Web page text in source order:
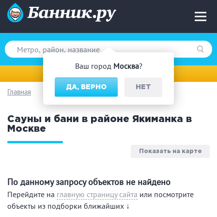
Ваш город Москва?
ДА, ВЕРНО НЕТ
Вид парной
Русская баня
Финская сауна
Турецкая баня
На дровах
Поводы
Загородный отдых
Главная
Сауны и бани в районе Якиманка в
Москве
Показать на карте
По данному запросу объектов не найдено
Перейдите на главную страницу сайта или посмотрите
объекты из подборки ближайших ↓